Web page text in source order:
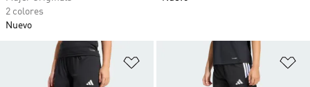
2 colores
Nuevo
Añadir a la lista de deseos